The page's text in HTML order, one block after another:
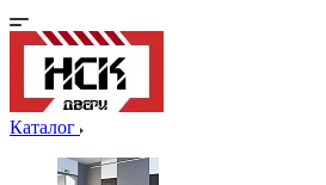
Каталог